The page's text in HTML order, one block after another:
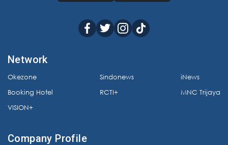
Network
Okezone
Booking Hotel
VISION+
Sindonews
RCTI+
iNews
MNC Trijaya
Company Profile